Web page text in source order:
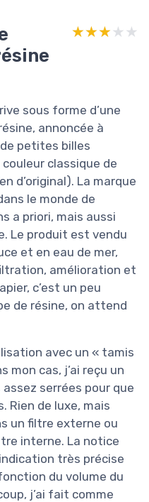
★★★★★
★★★★★
sous forme d’une
annoncée à
petites billes
couleur classique de
d’original). La marque
le monde de
a priori, mais aussi
Le produit est vendu
et en eau de mer,
amélioration et
c’est un peu
de résine, on attend
avec un « tamis
mon cas, j’ai reçu un
serrées pour que
Rien de luxe, mais
un filtre externe ou
interne. La notice
très précise
du volume du
j’ai fait comme